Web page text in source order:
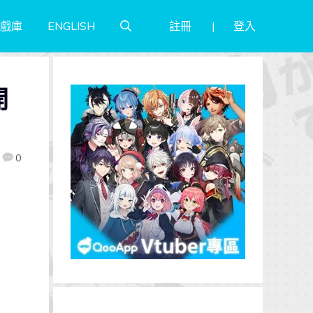
庫 ENGLISH 註冊 登入
0